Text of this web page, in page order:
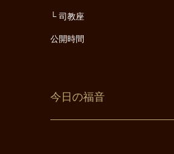
司教座
公開時間
今日の福音